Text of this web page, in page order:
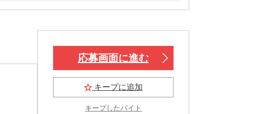
応募画面に進む
キープに追加
キープしたバイト